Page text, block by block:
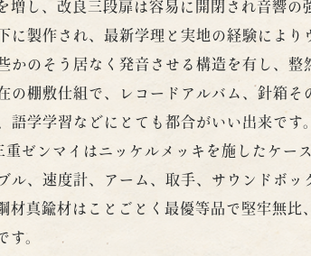
増し、改良三段扉は容易に開閉され音響
に製作され、最新学理と実地の経験によ
かのそう居なく発音させる構造を有し、
の棚敷仕組で、レコードアルバム、針箱
語学学習などにとても都合がいい出来です。
重ゼンマイはニッケルメッキを施したケ
ル、速度計、アーム、取手、サウンドボ
材真鍮材はことごとく最優等品で堅牢無
す。